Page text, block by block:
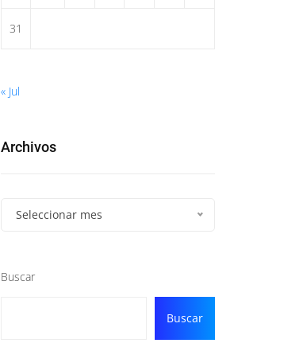
31
« Jul
Archivos
Seleccionar mes
Buscar
Buscar